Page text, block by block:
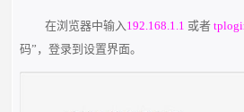
在浏览器中输入192.168.1.1 或者
码”，登录到设置界面。